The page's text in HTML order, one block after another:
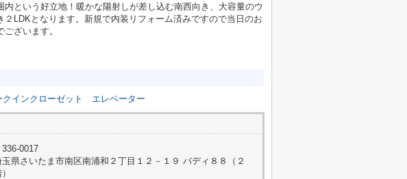
内という好立地！暖かな陽射しが差し込む南西向き、大容量のウ
２LDKとなります。新規で内装リフォーム済みですので当日のお
ざいます。
クインクローゼット エレベーター
336-0017
玉県さいたま市南区南浦和２丁目１２－１９ バディ８８（２